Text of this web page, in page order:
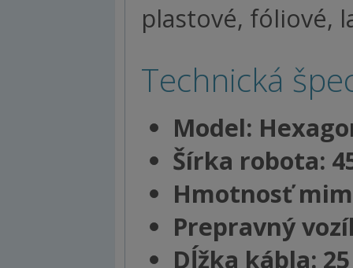
plastové, fóliové,
Technická
Model:
Šírka robota:
Hmotnosť
Prepravný
Dĺžka kábla: